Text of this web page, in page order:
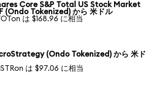
Core S&P Total US Stock Market
(Ondo Tokenized) から 米ドル
は $168.96 に相当
(Ondo Tokenized) から 米ド
は $97.06 に相当